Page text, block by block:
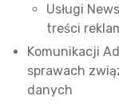
Usługi
treści
Komunikacji
sprawach
danych